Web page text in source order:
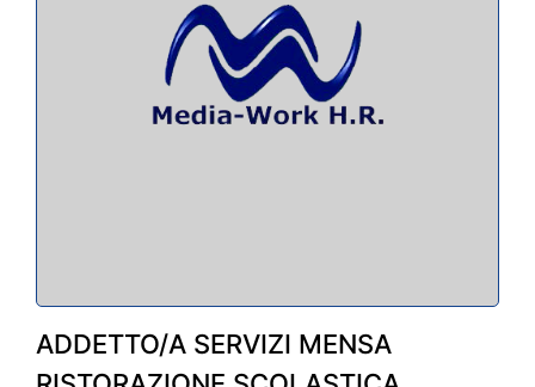
ADDETTO/A SERVIZI MENSA